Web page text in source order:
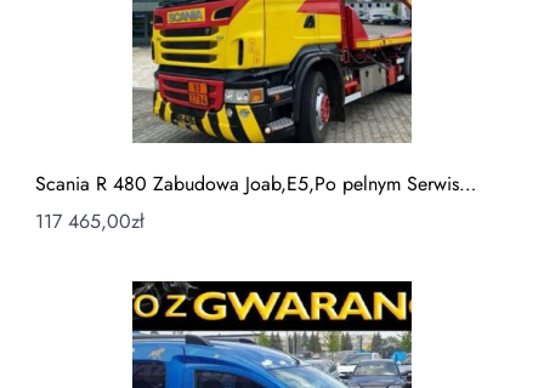
Scania R 480 Zabudowa Joab,E5,Po pelnym Serwis…
117 465,00zł